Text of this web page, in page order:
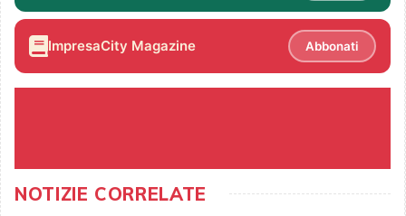
ImpresaCity Magazine Abbonati
NOTIZIE CORRELATE